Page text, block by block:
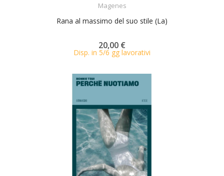
Magenes
Rana al massimo del suo stile (La)
20,00 €
Disp. in 5/6 gg lavorativi